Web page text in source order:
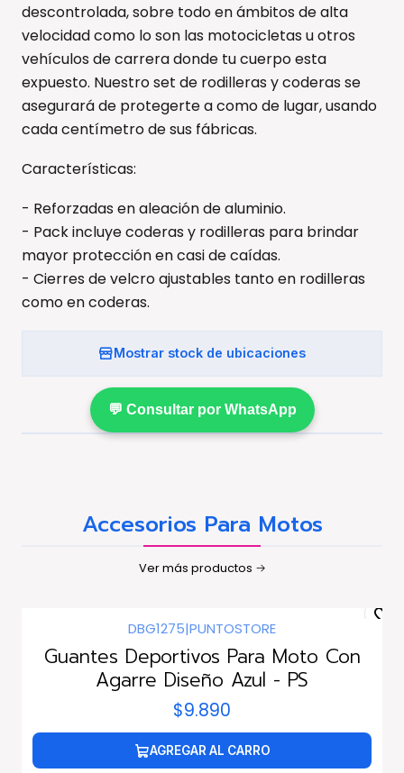
descontrolada, sobre todo en ámbitos de alta
velocidad como lo son las motocicletas u otros
vehículos de carrera donde tu cuerpo esta
expuesto. Nuestro set de rodilleras y coderas se
asegurará de protegerte a como de lugar, usando
cada centímetro de sus fábricas.
Características:
- Reforzadas en aleación de aluminio.
- Pack incluye coderas y rodilleras para brindar
mayor protección en casi de caídas.
- Cierres de velcro ajustables tanto en rodilleras
como en coderas.
Mostrar stock de ubicaciones
💬 Consultar por WhatsApp
Accesorios Para Motos
Ver más productos
DBG1275|PUNTOSTORE
Guantes Deportivos Para Moto Con
Agarre Diseño Azul - PS
$9.890
AGREGAR AL CARRO